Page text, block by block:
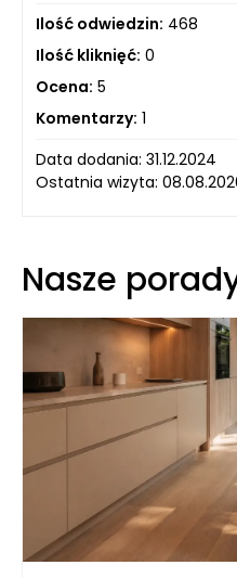
Ilość odwiedzin: 468
Ilość kliknięć: 0
Ocena: 5
Komentarzy: 1
Data dodania: 31.12.2024
Ostatnia wizyta:
Nasze